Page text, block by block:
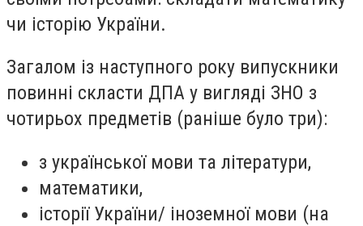
чи історію України.
Загалом із наступного року випускники
повинні скласти ДПА у вигляді ЗНО з
чотирьох предметів (раніше було три):
з української мови та літератури,
математики,
історії України/ іноземної мови (на